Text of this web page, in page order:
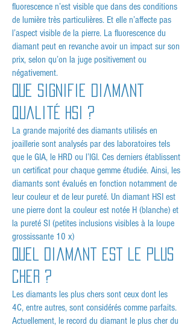
fluorescence n’est visible que dans des conditions
de lumière très particulières. Et elle n’affecte pas
l’aspect visible de la pierre. La fluorescence du
diamant peut en revanche avoir un impact sur son
prix, selon qu’on la juge positivement ou
négativement.
Que signifie diamant
qualité HSI ?
La grande majorité des diamants utilisés en
joaillerie sont analysés par des laboratoires tels
que le GIA, le HRD ou l’IGI. Ces derniers établissent
un certificat pour chaque gemme étudiée. Ainsi, les
diamants sont évalués en fonction notamment de
leur couleur et de leur pureté. Un diamant HSI est
une pierre dont la couleur est notée H (blanche) et
la pureté SI (petites inclusions visibles à la loupe
grossissante 10 x)
Quel diamant est le plus
cher ?
Les diamants les plus chers sont ceux dont les
4C, entre autres, sont considérés comme parfaits.
Actuellement, le record du diamant le plus cher du